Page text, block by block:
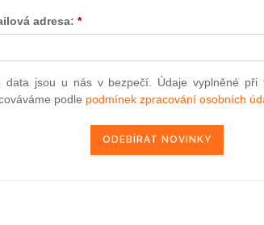
vzdělávání
|www.epravo.cz
adresa: *
data jsou u nás v bezpečí. Údaje vyplněné při
podle podmínek zpracování osobních